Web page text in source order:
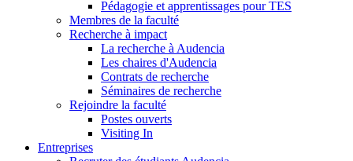
Pédagogie et apprentissages pour TES
Membres de la faculté
Recherche à impact
La recherche à Audencia
Les chaires d'Audencia
Contrats de recherche
Séminaires de recherche
Rejoindre la faculté
Postes ouverts
Visiting In
Entreprises